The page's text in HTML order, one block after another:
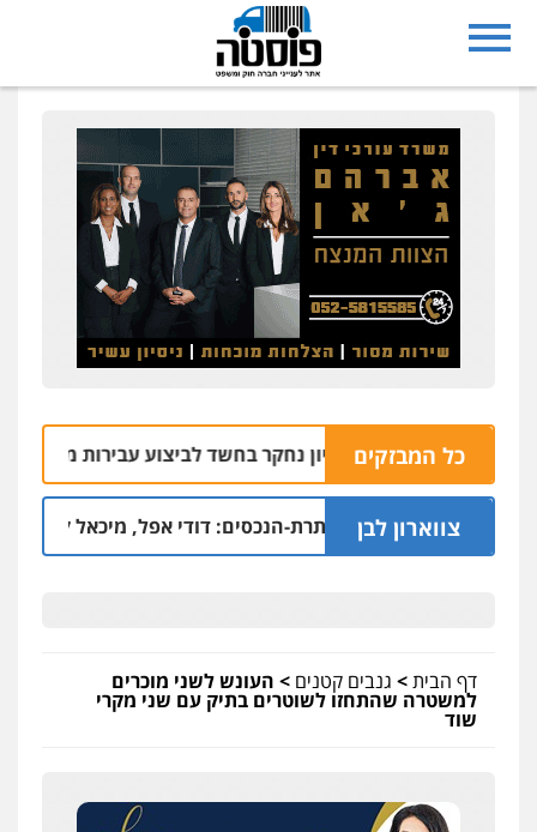
כל המבזקים
ראשון לציון נחקר בחשד לביצוע עבירות מין 05.08 | 10:05
צווארון לבן
בפרשת הסתרת-הנכסים: דודי אפל, מיכאל קליינר והאחים
דף הבית> גנבים קטנים > העונש לשני מוכרים
למשטרה שהתחזו לשוטרים בתיק עם שני מקרי
שוד